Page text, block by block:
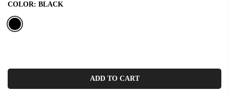
COLOR: BLACK
ADD TO CART